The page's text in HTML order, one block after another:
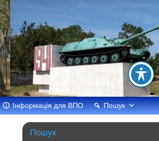
Інформація для ВПО Пошук
Пошук